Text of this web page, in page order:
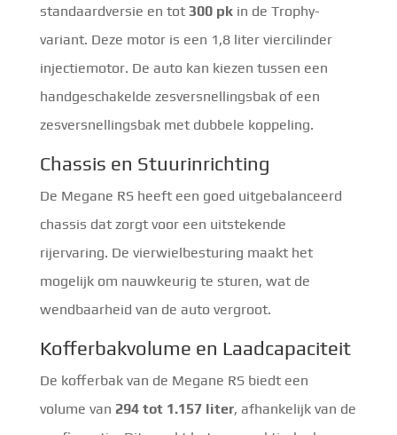
standaardversie en tot 300 pkin de Trophy-
variant. Deze motor is een 1,8 liter viercilinder
injectiemotor. De auto kan kiezen tussen een
handgeschakelde zesversnellingsbak of een
zesversnellingsbak met dubbele koppeling.
Chassis en Stuurinrichting
De Megane RS heeft een goed uitgebalanceerd
chassis dat zorgt voor een uitstekende
rijervaring. De vierwielbesturing maakt het
mogelijk om nauwkeurig te sturen, wat de
wendbaarheid van de auto vergroot.
Kofferbakvolume en Laadcapaciteit
De kofferbak van de Megane RS biedt een
volume van 294 tot 1.157 liter, afhankelijk van de